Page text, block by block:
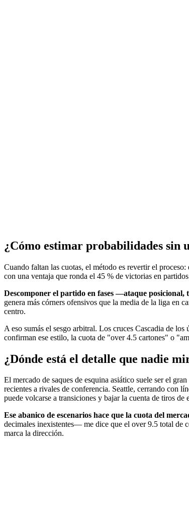
¿Cómo estimar probabilidades sin
Cuando faltan las cuotas, el método es revertir el
con una ventaja que ronda el 45 % de victorias en
Descomponer el partido en fases —ataque
genera más córners ofensivos que la media de la liga en
centro.
A eso sumás el sesgo arbitral. Los cruces Cascadia de
confirman ese estilo, la cuota de "over 4.5 cartones" o
¿Dónde está el detalle que nadie
El mercado de saques de esquina asiático suele ser el
recientes a rivales de conferencia. Seattle, cerrando con
puede volcarse a transiciones y bajar la cuenta de tiros
Ese abanico de escenarios hace que la cuota del
decimales inexistentes— me dice que el over 9.5 total de
marca la dirección.